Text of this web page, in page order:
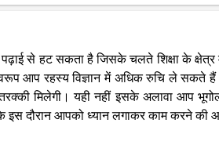
से हट सकता है जिसके चलते शिक्षा के
आप रहस्य विज्ञान में अधिक रुचि ले सकते
मिलेगी। यही नहीं इसके अलावा आप
इस दौरान आपको ध्यान लगाकर काम करने की